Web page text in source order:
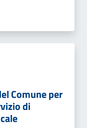
Comune per
di